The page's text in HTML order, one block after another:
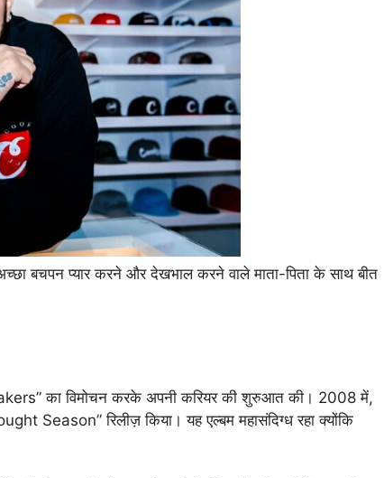
बचपन प्यार करने और देखभाल करने वाले माता-पिता के साथ बीत
का विमोचन करके अपनी करियर की शुरुआत की। 2008 में,
Season” रिलीज़ किया। यह एल्बम महासंदिग्ध रहा क्योंकि